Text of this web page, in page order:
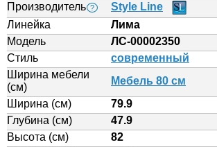
Производитель ?
Style Line
Линейка
Лима
Модель
ЛС-00002350
Стиль
современный
Ширина мебели
(см)
Мебель 80 см
Ширина (см)
79.9
Глубина (см)
47.9
Высота (см)
82